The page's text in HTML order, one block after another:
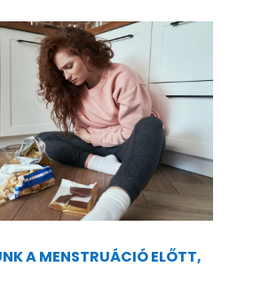
A MENSTRUÁCIÓ ELŐTT,